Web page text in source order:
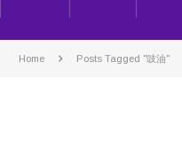
Home Posts Tagged "豉油"